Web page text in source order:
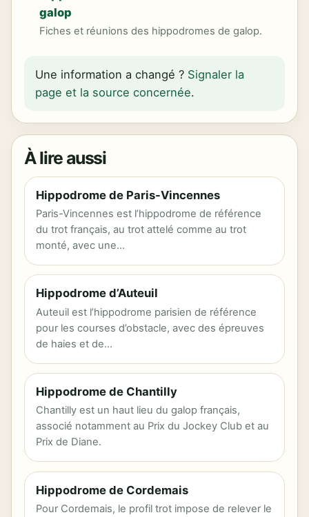
galop
Fiches et réunions des hippodromes de galop.
Une information a changé ? Signaler la
page et la source concernée.
À lire aussi
Hippodrome de Paris-Vincennes
Paris-Vincennes est l’hippodrome de référence
du trot français, au trot attelé comme au trot
monté, avec une…
Hippodrome d’Auteuil
Auteuil est l’hippodrome parisien de référence
pour les courses d’obstacle, avec des épreuves
de haies et de…
Hippodrome de Chantilly
Chantilly est un haut lieu du galop français,
associé notamment au Prix du Jockey Club et au
Prix de Diane.
Hippodrome de Cordemais
Pour Cordemais, le profil trot impose de relever le